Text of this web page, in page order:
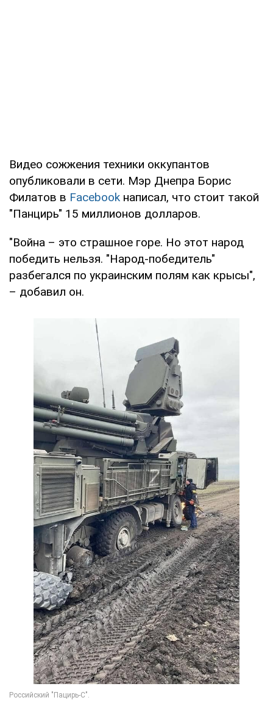
Видео сожжения техники оккупантов
опубликовали в сети. Мэр Днепра Борис
Филатов в Facebook написал, что стоит такой
"Панцирь" 15 миллионов долларов.
"Война – это страшное горе. Но этот народ
победить нельзя. "Народ-победитель"
разбегался по украинским полям как крысы",
– добавил он.